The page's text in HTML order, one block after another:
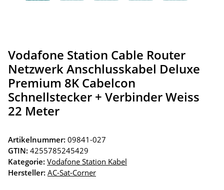
Vodafone Station Cable Router
Netzwerk Anschlusskabel Deluxe
Premium 8K Cabelcon
Schnellstecker + Verbinder Weiss
22 Meter
Artikelnummer: 09841-027
GTIN: 4255785245429
Kategorie: Vodafone Station Kabel
Hersteller: AC-Sat-Corner